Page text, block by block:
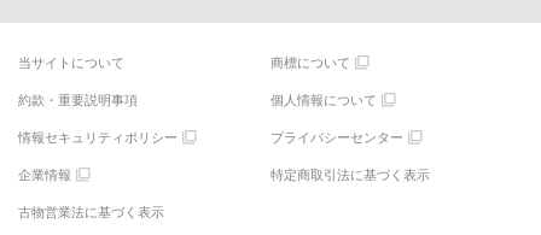
当サイトについて 商標について
約款・重要説明事項 個人情報について
情報セキュリティポリシー プライバシーセンター
企業情報 特定商取引法に基づく表示
古物営業法に基づく表示